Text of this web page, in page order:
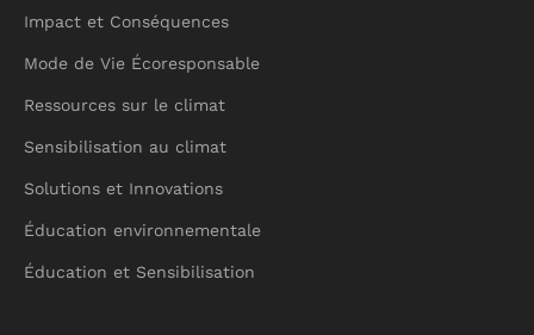
Impact et Conséquences
Mode de Vie Écoresponsable
Ressources sur le climat
Sensibilisation au climat
Solutions et Innovations
Éducation environnementale
Éducation et Sensibilisation